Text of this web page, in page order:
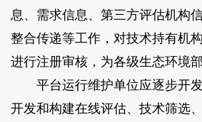
息、需求信息、第三方评估机构
整合传递等工作，对技术持有机
进行注册审核，为各级生态环境
平台运行维护单位应逐步开发
开发和构建在线评估、技术筛选